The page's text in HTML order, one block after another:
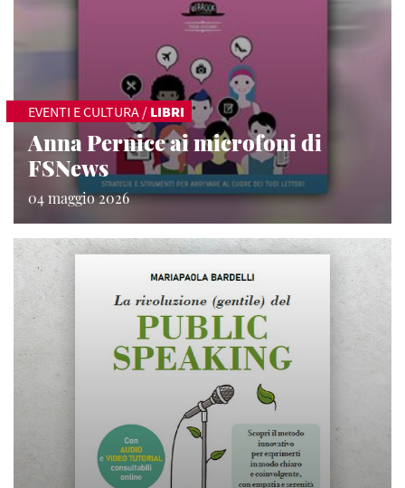
EVENTI E CULTURA / LIBRI
Anna Pernice ai microfoni di
FSNews
04 maggio 2026